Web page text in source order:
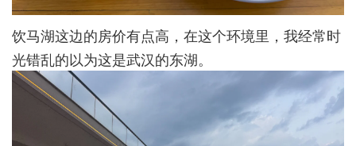
饮马湖这边的房价有点高，在这个环境里，我经常时
光错乱的以为这是武汉的东湖。